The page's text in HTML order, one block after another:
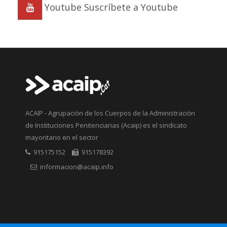
Youtube Suscríbete a Youtube
ACAIP - Agrupación de los Cuerpos de la Administración
de Instituciones Penitenciarias (Acaip) es el sindicato
mayoritario en el sector
915175152
915178392
informacion@acaip.info